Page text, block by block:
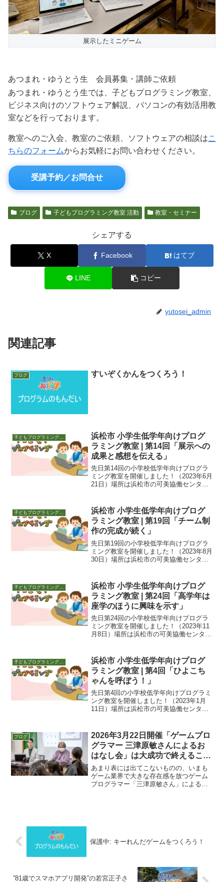
展示したミニゲーム
あつまれ・ゆうとう生 会員募集・講師ご依頼
あつまれ・ゆうとう生では、子どもプログラミング教室、
ビジネス向けのソフトウェア解説、パソコンの有効活用教
室などを行っております。
教室へのご入会、教室のご依頼、ソフトウェアの相談はこ
ちらのフォームからお気軽にお問い合わせください。
受講予約／お問合せ
ブログ 子どもプログラミング教室 活動 教室・セミナー
シェアする
X Facebook はてブ
LINE コピー
yutosei_admin
関連記事
ブログ すいぞくかんをつくろう！
子どもプログラミング教室 活動
浜松市 小学生低学年向けプログ
ラミング教室 | 第14回「展示への
成果と感想を伝える」
先日第14回の小学校低学年向けプログラ
ミング教室を開催しました！（2023年6月
21日）場所は浜松市の可美協働センタ
17日「可美おやこ講座 はじめての...
浜松市 小学生低学年向けプログ
ラミング教室 | 第19回「チーム制
作の完成が続く」
先日第19回の小学校低学年向けプログラ
ミング教室を開催しました！（2023年8月
30日）場所は浜松市の可美協働センタ
のころに解説した「ばあいわけ（if）」の
概要...
浜松市 小学生低学年向けプログ
ラミング教室 | 第24回「高学年は
座学のほうに興味を示す」
先日第24回の小学校低学年向けプログラ
ミング教室を開催しました！（2023年11
月8日）場所は浜松市の可美協働センタ
まれ・ゆうとう生のプログラミング教
室。気...
子どもプログラミング教室 活動
浜松市 小学生低学年向けプログ
ラミング教室 | 第4回「ひよこち
ゃんを呼ぼう！」
先日第4回の小学校低学年向けプログラミ
ング教室を開催しました！（2023年1月
11日）場所は浜松市の可美協働センタ
すのみの授業でしたが、今回からは「メ
ッセー...
ブログ
2026年3月22日開催「ゲームプロ
グラマー 三津原敏さんによるお
はなし会」は大成功で終えること
ができました！
あまり表には出てこないものの、いまも
ゲーム業界で大きな存在感を放つゲーム
プログラマー「三津原敏さん」による、
保護中: キーれんだゲームをつくろう！
”81歳でスマホアプリ開発”の若宮正子さ